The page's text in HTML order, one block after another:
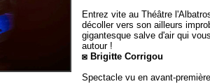
Entrez vite au Théâtre
décoller vers son ailleurs
gigantesque salve d'air qui
autour !
◙ Brigitte Corrigou
Spectacle vu en avant-